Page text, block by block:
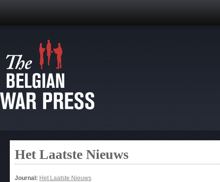
Het Laatste Nieuws
Journal: Het Laatste Nieuws